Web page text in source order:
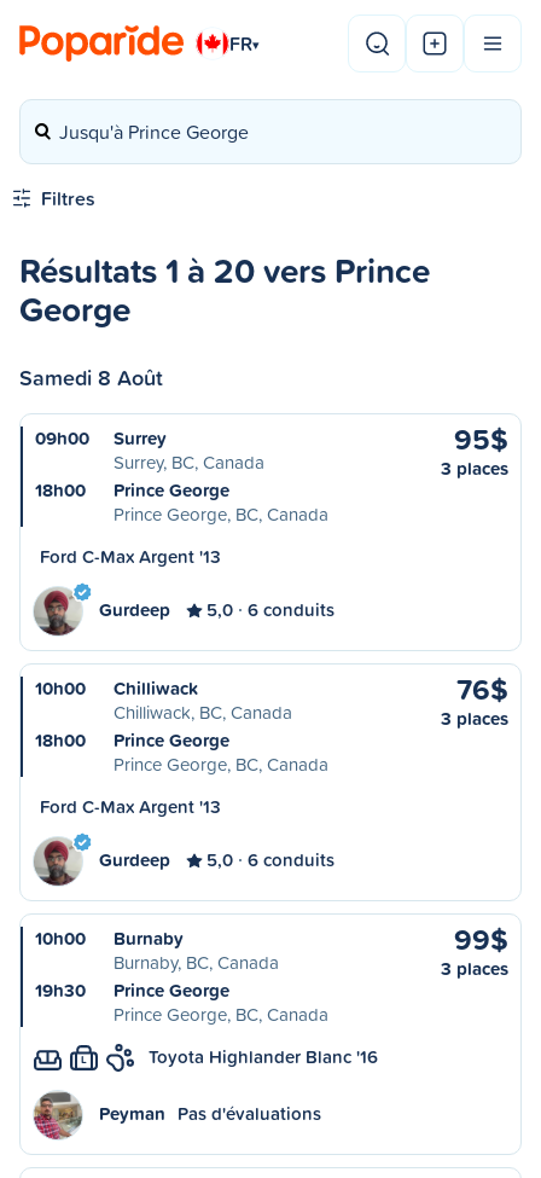
FR▾
Jusqu'à Prince George
Filtres
Résultats 1 à 20 vers Prince
George
Samedi 8 Août
09h00
Surrey
Surrey, BC, Canada
18h00
Prince George
Prince George, BC, Canada
95$
3 places
Ford C-Max Argent '13
Gurdeep 5,0 6 conduits
10h00
Chilliwack
Chilliwack, BC, Canada
18h00
Prince George
Prince George, BC, Canada
76$
3 places
Ford C-Max Argent '13
Gurdeep 5,0 6 conduits
10h00
Burnaby
Burnaby, BC, Canada
19h30
Prince George
Prince George, BC, Canada
99$
3 places
L Toyota Highlander Blanc '16
Peyman Pas d'évaluations